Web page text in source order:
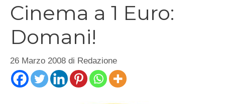
Cinema a 1 Euro:
Domani!
26 Marzo 2008 di Redazione